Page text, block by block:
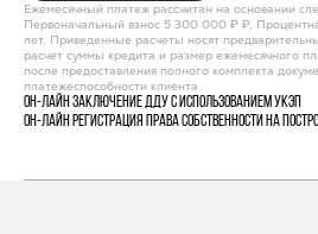
Ежемесячный платеж рассчитан на основании
Первоначальный взнос 5 300 000 ₽ ₽,
лет. Приведенные расчеты носят
расчет суммы кредита и размер ежемесячного
после предоставления полного комплекта
платежеспособности клиента.
Он-лайн заключение ДДУ с использованием УКЭП
Он-лайн регистрация права собственности на